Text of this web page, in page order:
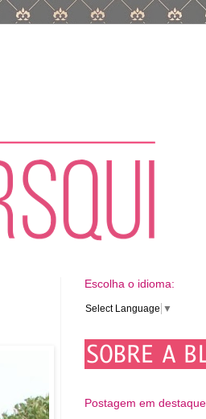
Escolha o idioma:
Select Language ▼
Postagem em destaque